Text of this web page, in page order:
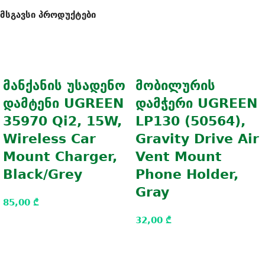
მსგავსი პროდუქტები
მანქანის უსადენო
დამტენი UGREEN
35970 Qi2, 15W,
Wireless Car
Mount Charger,
Black/Grey
85,00 ₾
მობილურის
დამჭერი UGREEN
LP130 (50564),
Gravity Drive Air
Vent Mount
Phone Holder,
Gray
32,00 ₾